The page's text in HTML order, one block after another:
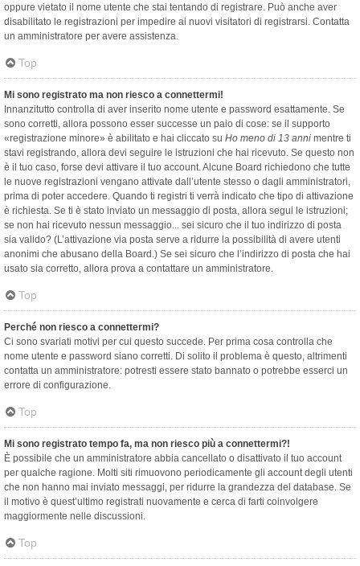
oppure vietato il nome utente che stai tentando di registrare. Può anche aver
disabilitato le registrazioni per impedire ai nuovi visitatori di registrarsi. Contatta
un amministratore per avere assistenza.
Top
Mi sono registrato ma non riesco a connettermi!
Innanzitutto controlla di aver inserito nome utente e password esattamente. Se
sono corretti, allora possono esser successe un paio di cose: se il supporto
«registrazione minore» è abilitato e hai cliccato su Ho meno di 13 anni mentre ti
stavi registrando, allora devi seguire le istruzioni che hai ricevuto. Se questo non
è il tuo caso, forse devi attivare il tuo account. Alcune Board richiedono che tutte
le nuove registrazioni vengano attivate dall’utente stesso o dagli amministratori,
prima di poter accedere. Quando ti registri ti verrà indicato che tipo di attivazione
è richiesta. Se ti è stato inviato un messaggio di posta, allora segui le istruzioni;
se non hai ricevuto nessun messaggio... sei sicuro che il tuo indirizzo di posta
sia valido? (L’attivazione via posta serve a ridurre la possibilità di avere utenti
anonimi che abusano della Board.) Se sei sicuro che l’indirizzo di posta che hai
usato sia corretto, allora prova a contattare un amministratore.
Top
Perché non riesco a connettermi?
Ci sono svariati motivi per cui questo succede. Per prima cosa controlla che
nome utente e password siano corretti. Di solito il problema è questo, altrimenti
contatta un amministratore: potresti essere stato bannato o potrebbe esserci un
errore di configurazione.
Top
Mi sono registrato tempo fa, ma non riesco più a connettermi?!
È possibile che un amministratore abbia cancellato o disattivato il tuo account
per qualche ragione. Molti siti rimuovono periodicamente gli account degli utenti
che non hanno mai inviato messaggi, per ridurre la grandezza del database. Se
il motivo è quest’ultimo registrati nuovamente e cerca di farti coinvolgere
maggiormente nelle discussioni.
Top